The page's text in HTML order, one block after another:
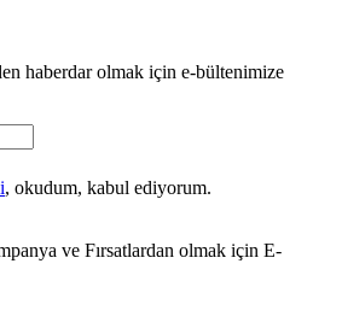
haberdar olmak için e-bültenimize
, okudum, kabul ediyorum.
ve Fırsatlardan olmak için E-